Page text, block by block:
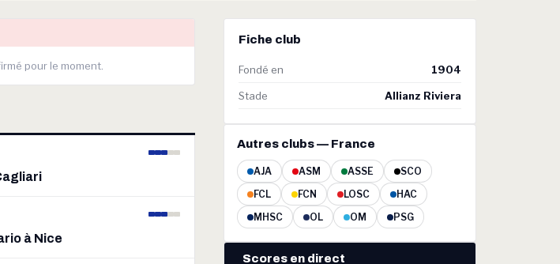
pour le moment.
à Nice
Fiche club
Fondé en 1904
Stade Allianz Riviera
Autres clubs — France
AJA ASM ASSE
SCO
FCL
FCN LOSC
HAC
MHSC
OL OM PSG
Scores en direct